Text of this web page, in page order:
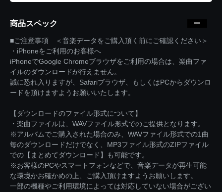
商品スペック
■ご注意事項 ＜音楽データをご購入頂く前にご確認ください＞
・iPhoneをご利用のお客様へ
iPhoneでGoogle Chromeブラウザをご利用の場合は、楽曲ファ
イルのダウンロードが行えません。
誠に恐れ入りますが、Safariブラウザ、もしくはPCからダウンロ
ードを頂けますようお願いいたします。
【ダウンロードのファイル形式について】
・楽曲ファイルは、WAVファイル形式でのご提供となります。
※アルバムでご購入された場合のみ、WAVファイル形式での1曲
毎のダウンロードだけでなく、MP3ファイル形式のZIPファイル
での【まとめてダウンロード】も可能です。
※お客様のPCやスマートフォンなどで、音楽データが再生可能
な環境かお確かめの上、ご購入頂けますようお願いします。
一部の機種やご利用環境によっては対応していない場合がござい